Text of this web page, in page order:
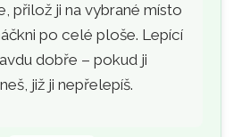
přilož ji na vybrané místo
po celé ploše. Lepící
dobře – pokud ji
již ji nepřelepíš.